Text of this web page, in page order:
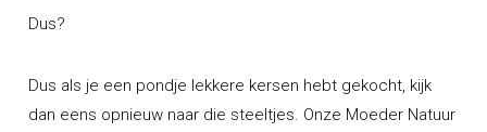
Dus?
Dus als je een pondje lekkere kersen hebt gekocht, kijk
dan eens opnieuw naar die steeltjes. Onze Moeder Natuur